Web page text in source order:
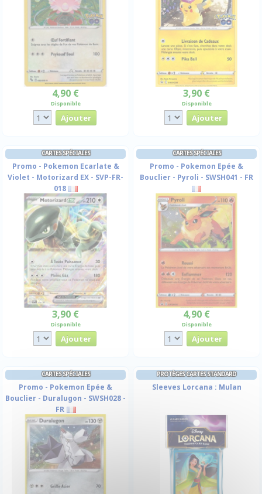
4,90 €
Disponible
3,90 €
Disponible
CARTES SPÉCIALES
Promo - Pokemon Ecarlate &
Violet - Motorizard EX - SVP-FR-
018
3,90 €
Disponible
CARTES SPÉCIALES
Promo - Pokemon Epée &
Bouclier - Pyroli - SWSH041 - FR
4,90 €
Disponible
CARTES SPÉCIALES
Promo - Pokemon Epée &
Bouclier - Duralugon - SWSH028 -
FR
PROTÈGES CARTES STANDARD
Sleeves Lorcana : Mulan